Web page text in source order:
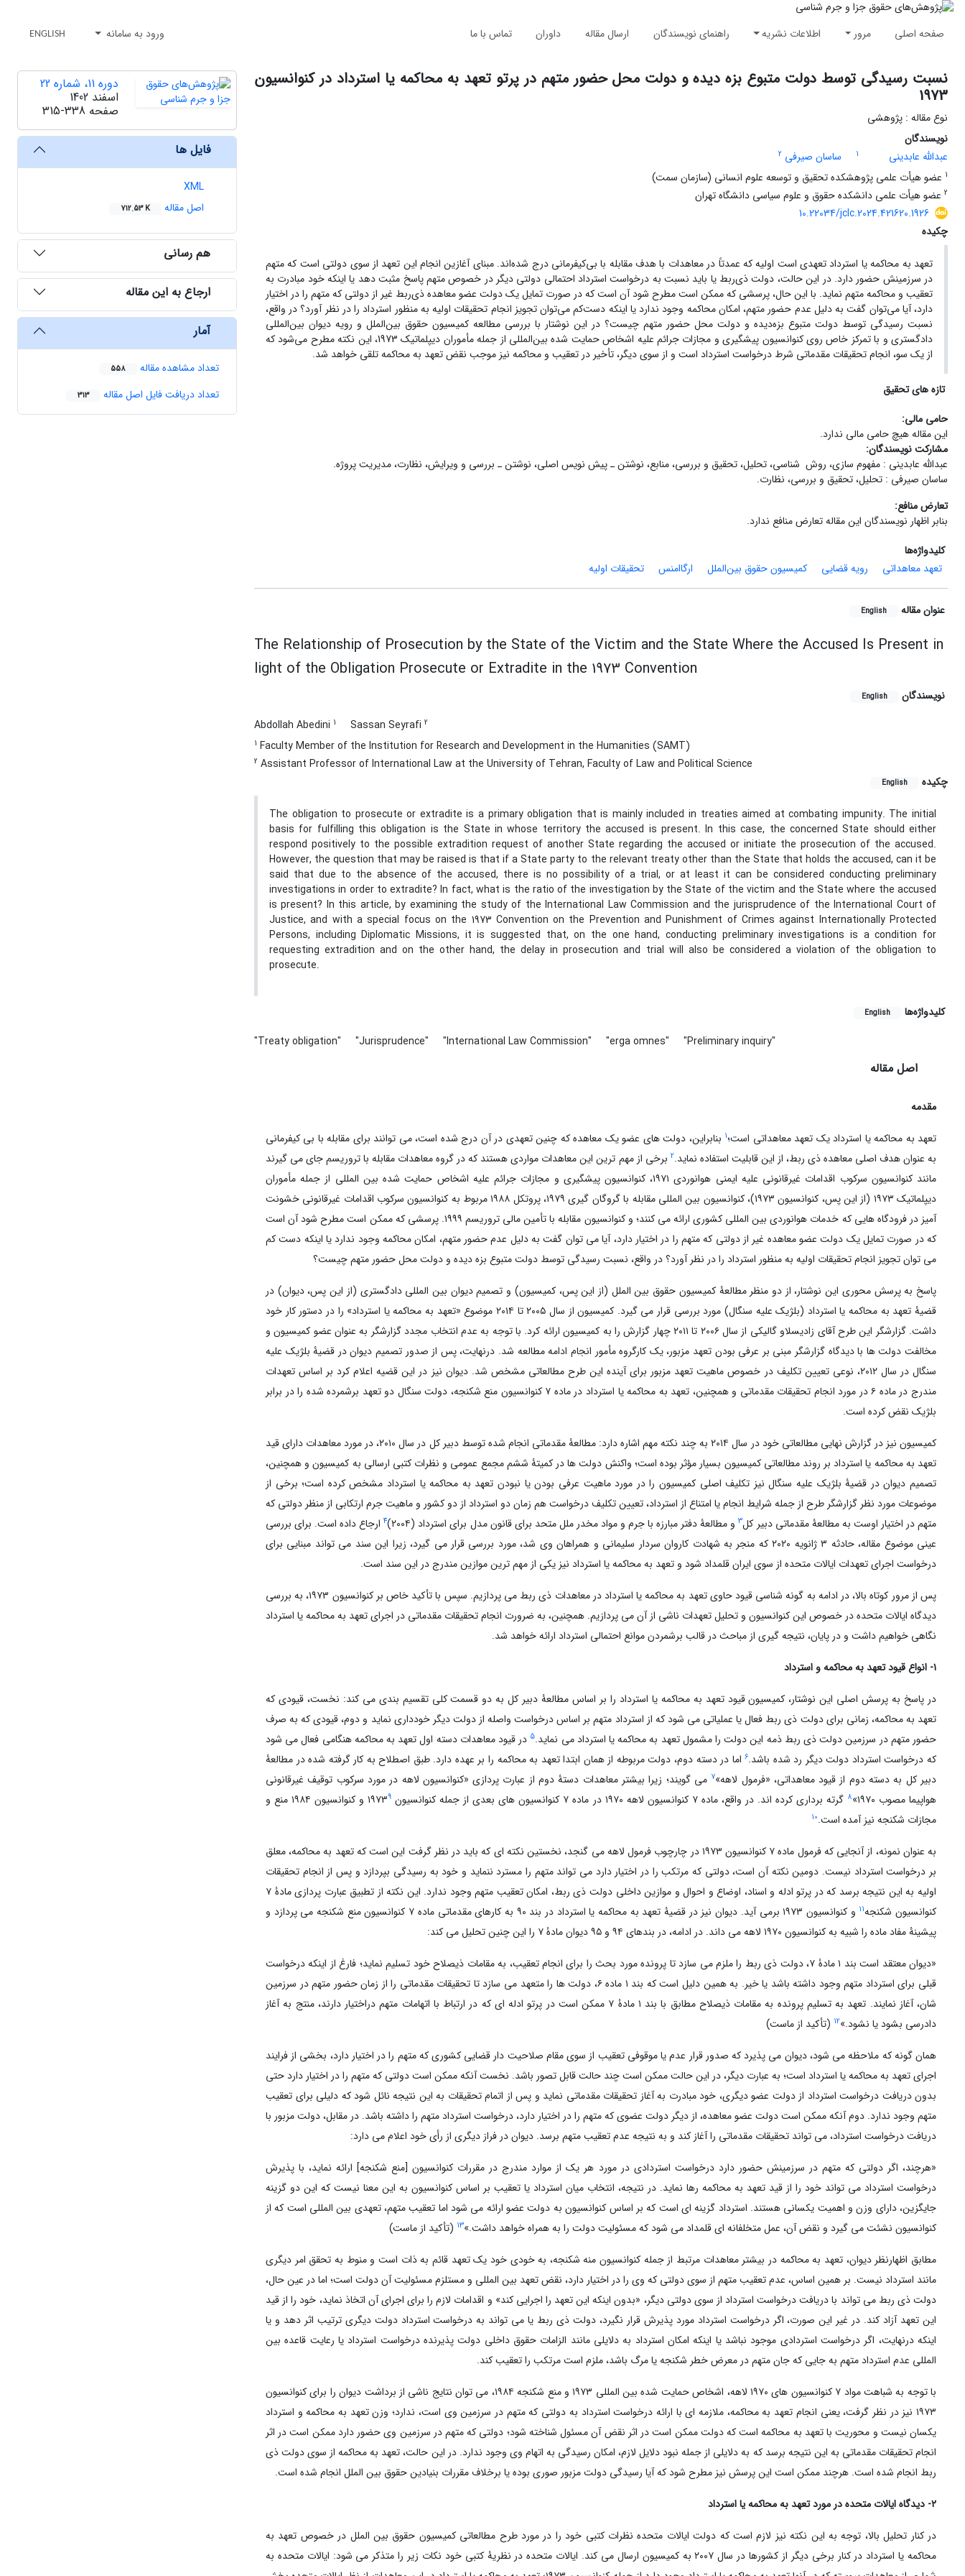
صفحه اصلی مرور اطلاعات نشریه راهنمای نویسندگان ارسال مقاله داوران تماس با ما ورود به سامانه ENGLISH
نسبت رسیدگی توسط دولت متبوع بزه دیده و دولت محل حضور متهم در پرتو تعهد به محاکمه یا استرداد در کنوانسیون
1973
نوع مقاله : پژوهشی
نویسندگان
عبدالله عابدینی
1 ساسان صیرفی 2
1 عضو هیأت علمی پژوهشکده تحقیق و توسعه علوم انسانی (سازمان سمت)
2 عضو هیأت علمی دانشکده حقوق و علوم سیاسی دانشگاه تهران
10.22034/jclc.2024.421620.1926
چکیده
تعهد به محاکمه یا استرداد تعهدی است اولیه که عمدتاً در معاهدات با هدف مقابله با بی‌کیفرمانی درج شده‌اند. مبنای آغازین انجام این تعهد از سوی دولتی است که متهم
در سرزمینش حضور دارد. در این حالت، دولت ذی‌ربط یا باید نسبت به درخواست استرداد احتمالی دولتی دیگر در خصوص متهم پاسخ مثبت دهد یا اینکه خود مبادرت به
تعقیب و محاکمه متهم نماید. با این حال، پرسشی که ممکن است مطرح شود آن است که در صورت تمایل یک دولت عضو معاهده ذی‌ربط غیر از دولتی که متهم را در اختیار
دارد، آیا می‌توان گفت به دلیل عدم حضور متهم، امکان محاکمه وجود ندارد یا اینکه دست‌کم می‌توان تجویز انجام تحقیقات اولیه به منظور استرداد را در نظر آورد؟ در واقع،
نسبت رسیدگی توسط دولت متبوع بزه‌دیده و دولت محل حضور متهم چیست؟ در این نوشتار با بررسی مطالعه کمیسیون حقوق بین‌الملل و رویه دیوان بین‌المللی
دادگستری و با تمرکز خاص روی کنوانسیون پیشگیری و مجازات جرائم علیه اشخاص حمایت شده بین‌المللی از جمله مأموران دیپلماتیک 1973، این نکته مطرح می‌شود که
از یک سو، انجام تحقیقات مقدماتی شرط درخواست استرداد است و از سوی دیگر، تأخیر در تعقیب و محاکمه نیز موجب نقض تعهد به محاکمه تلقی خواهد شد.
تازه های تحقیق
حامی مالی:
این مقاله هیچ حامی مالی ندارد.
مشارکت نویسندگان:
عبدالله عابدینی : مفهوم سازی، روش شناسی، تحلیل، تحقیق و بررسی، منابع، نوشتن ـ پیش نویس اصلی، نوشتن ـ بررسی و ویرایش، نظارت، مدیریت پروژه.
ساسان صیرفی : تحلیل، تحقیق و بررسی، نظارت.
تعارض منافع:
بنابر اظهار نویسندگان این مقاله تعارض منافع ندارد.
کلیدواژه‌ها
تعهد معاهداتی
رویه قضایی کمیسیون حقوق بین‌الملل ارگاامنس تحقیقات اولیه
عنوان مقاله English
The Relationship of Prosecution by the State of the Victim and the State Where the Accused Is Present in
light of the Obligation Prosecute or Extradite in the 1973 Convention
نویسندگان English
Abdollah Abedini 1 Sassan Seyrafi 2
1 Faculty Member of the Institution for Research and Development in the Humanities (SAMT)
2 Assistant Professor of International Law at the University of Tehran, Faculty of Law and Political Science
چکیده
English
The obligation to prosecute or extradite is a primary obligation that is mainly included in treaties aimed at combating impunity. The initial
basis for fulfilling this obligation is the State in whose territory the accused is present. In this case, the concerned State should either
respond positively to the possible extradition request of another State regarding the accused or initiate the prosecution of the accused.
However, the question that may be raised is that if a State party to the relevant treaty other than the State that holds the accused, can it be
said that due to the absence of the accused, there is no possibility of a trial, or at least it can be considered conducting preliminary
investigations in order to extradite? In fact, what is the ratio of the investigation by the State of the victim and the State where the accused
is present? In this article, by examining the study of the International Law Commission and the jurisprudence of the International Court of
Justice, and with a special focus on the 1973 Convention on the Prevention and Punishment of Crimes against Internationally Protected
Persons, including Diplomatic Missions, it is suggested that, on the one hand, conducting preliminary investigations is a condition for
requesting extradition and on the other hand, the delay in prosecution and trial will also be considered a violation of the obligation to
prosecute.
کلیدواژه‌ها English
"Treaty obligation" "Jurisprudence" "International Law Commission" "erga omnes" "Preliminary inquiry"
اصل مقاله
مقدمه
تعهد به محاکمه یا استرداد یک تعهد معاهداتی است؛1 بنابراین، دولت های عضو یک معاهده که چنین تعهدی در آن درج شده است، می توانند برای مقابله با بی کیفرمانی
به عنوان هدف اصلی معاهده ذی ربط، از این قابلیت استفاده نماید.2 برخی از مهم ترین این معاهدات مواردی هستند که در گروه معاهدات مقابله با تروریسم جای می گیرند
مانند کنوانسیون سرکوب اقدامات غیرقانونی علیه ایمنی هوانوردی ۱۹۷۱، کنوانسیون پیشگیری و مجازات جرائم علیه اشخاص حمایت شده بین المللی از جمله مأموران
دیپلماتیک ۱۹۷۳ (از این پس، کنوانسیون ۱۹۷۳)، کنوانسیون بین المللی مقابله با گروگان گیری ۱۹۷۹، پروتکل ۱۹۸۸ مربوط به کنوانسیون سرکوب اقدامات غیرقانونی خشونت
آمیز در فرودگاه هایی که خدمات هوانوردی بین المللی کشوری ارائه می کنند؛ و کنوانسیون مقابله با تأمین مالی تروریسم ۱۹۹۹. پرسشی که ممکن است مطرح شود آن است
که در صورت تمایل یک دولت عضو معاهده غیر از دولتی که متهم را در اختیار دارد، آیا می توان گفت به دلیل عدم حضور متهم، امکان محاکمه وجود ندارد یا اینکه دست کم
می توان تجویز انجام تحقیقات اولیه به منظور استرداد را در نظر آورد؟ در واقع، نسبت رسیدگی توسط دولت متبوع بزه دیده و دولت محل حضور متهم چیست؟
پاسخ به پرسش محوری این نوشتار، از دو منظر مطالعۀ کمیسیون حقوق بین الملل (از این پس، کمیسیون) و تصمیم دیوان بین المللی دادگستری (از این پس، دیوان) در
قضیۀ تعهد به محاکمه یا استرداد (بلژیک علیه سنگال) مورد بررسی قرار می گیرد. کمیسیون از سال ۲۰۰۵ تا ۲۰۱۴ موضوع «تعهد به محاکمه یا استرداد» را در دستور کار خود
داشت. گزارشگر این طرح آقای زادیسلاو گالیکی از سال ۲۰۰۶ تا ۲۰۱۱ چهار گزارش را به کمیسیون ارائه کرد. با توجه به عدم انتخاب مجدد گزارشگر به عنوان عضو کمیسیون و
مخالفت دولت ها با دیدگاه گزارشگر مبنی بر عرفی بودن تعهد مزبور، یک کارگروه مأمور انجام ادامه مطالعه شد. درنهایت، پس از صدور تصمیم دیوان در قضیۀ بلژیک علیه
سنگال در سال ۲۰۱۲، نوعی تعیین تکلیف در خصوص ماهیت تعهد مزبور برای آینده این طرح مطالعاتی مشخص شد. دیوان نیز در این قضیه اعلام کرد بر اساس تعهدات
مندرج در ماده ۶ در مورد انجام تحقیقات مقدماتی و همچنین، تعهد به محاکمه یا استرداد در ماده ۷ کنو
انسیون منع شکنجه، دولت سنگال دو تعهد برشمرده شده را در برابر
بلژیک نقض کرده است.
کمیسیون نیز در گزارش نهایی مطالعاتی خود در سال ۲۰۱۴ به چند نکته مهم اشاره دارد: مطالعۀ مقدماتی انجام شده توسط دبیر کل در سال ۲۰۱۰، در مورد معاهدات دارای قید
تعهد به محاکمه یا استرداد بر روند مطالعاتی کمیسیون بسیار مؤثر بوده است؛ واکنش دولت ها در کمیتۀ ششم مجمع عمومی و نظرات کتبی ارسالی به کمیسیون و همچنین،
تصمیم دیوان در قضیۀ بلژیک علیه سنگال نیز تکلیف اصلی کمیسیون را در مورد ماهیت عرفی بودن یا نبودن تعهد به محاکمه یا استرداد مشخص کرده است؛ برخی از
موضوعات مورد نظر گزارشگر طرح از جمله شرایط انجام یا امتناع از استرداد، تعیین تکلیف درخواست هم زمان دو استرداد از دو کشور و ماهیت جرم ارتکابی از منظر دولتی که
متهم در اختیار اوست به مطالعۀ مقدماتی دبیر کل3و مطالعۀ دفتر مبارزه با جرم و مواد مخدر ملل متحد برای قانون مدل برای استرداد (۲۰۰۴) 4ارجاع داده است. برای بررسی
عینی موضوع مقاله، حادثه ۳ ژانویه ۲۰۲۰ که منجر به شهادت کاروان سردار سلیمانی و همراهان وی شد، مورد بررسی قرار می گیرد، زیرا این سند می تواند مبنایی برای
درخواست اجرای تعهدات ایالات متحده از سوی ایران قلمداد شود و تعهد به محاکمه یا استرداد نیز یکی از مهم ترین موازین مندرج در این سند است.
پس از مرور کوتاه بالا، در ادامه به گونه شناسی قیود حاوی تعهد به محاکمه یا استرداد در معاهدات ذی ربط می پردازیم. سپس با تأکید خاص بر کنوانسیون ۱۹۷۳، به بررسی
دیدگاه ایالات متحده در خصوص این کنوانسیون و تحلیل تعهدات ناشی از آن می پردازیم. همچنین، به ضرورت انجام تحقیقات مقدماتی در اجرای تعهد به محاکمه یا استرداد
نگاهی خواهیم داشت و در پایان، نتیجه گیری از مباحث در قالب برشمردن موانع احتمالی استرداد ارائه خواهد شد.
۱- انواع قیود تعهد به محاکمه و استرداد
در پاسخ به پرسش اصلی این نوشتار، کمیسیون قیود تعهد به محاکمه یا استرداد را بر اساس مطالعۀ دبیر کل به دو قسمت کلی تقسیم بندی می کند: نخست، قیودی که
تعهد به محاکمه، زمانی برای دولت ذی ربط فعال یا عملیاتی می شود که از استرداد متهم بر اساس درخواست واصله از دولت دیگر خودداری نماید و دوم، قیودی که به صرف
حضور متهم در سرزمین دولت ذی ربط ذمه این دولت را مشمول تعهد به محاکمه یا استرداد می نماید.5 در قیود معاهدات دسته اول تعهد به محاکمه هنگامی فعال می شود
که درخواست استرداد دولت دیگر رد شده باشد.6اما در دسته دوم، دولت مربوطه از همان ابتدا تعهد به محاکمه را بر عهده دارد. طبق اصطلاح به کار گرفته شده در مطالعۀ
دبیر کل به دسته دوم از قیود معاهداتی، «فرمول لاهه»7 می گویند؛ زیرا بیشتر معاهدات دستۀ دوم از عبارت پردازی «کنوانسیون لاهه در مورد سرکوب توقیف غیرقانونی
هواپیما مصوب ۱۹۷۰»
8 گرته برداری کرده اند. در واقع، ماده ۷ کنوانسیون لاهه ۱۹۷۰ در ماده ۷ کنوانسیون های بعدی از جمله کنوانسیون ۱۹۷۳ 9
و کنوانسیون ۱۹۸۴ منع و
مجازات شکنجه نیز آمده است.10
به عنوان نمونه، از آنجایی که فرمول ماده ۷ کنوانسیون ۱۹۷۳ در چارچوب فرمول لاهه می گنجد، نخستین نکته ای که باید در نظر گرفت این است که تعهد به محاکمه، معلق
بر درخواست استرداد نیست. دومین نکته آن است، دولتی که مرتکب را در اختیار دارد می تواند متهم را مسترد ننماید و خود به رسیدگی بپردازد و پس از انجام تحقیقات
اولیه به این نتیجه برسد که در پرتو ادله و اسناد، اوضاع و احوال و موازین داخلی دولت ذی ربط، امکان تعقیب متهم وجود ندارد. این نکته از تطبیق عبارت پردازی مادۀ ۷
کنوانسیون شکنجه11
و کنوانسیون ۱۹۷۳ برمی آید. دیوان نیز در قضیۀ تعهد به محاکمه یا استرداد در بند ۹۰ به کارهای مقدماتی ماده ۷ کنوانسیون منع شکنجه می پردازد و
پیشینۀ مفاد ماده را شبیه به کنوانسیون ۱۹۷۰ لاهه می داند. در ادامه، در بندهای ۹۴ و ۹۵ دیوان مادۀ ۷ را این چنین تحلیل می کند:
«دیوان معتقد است بند ۱ مادۀ ۷، دولت ذی ربط را ملزم می سازد تا پرونده مورد بحث را برای انجام تعقیب، به مقامات ذیصلاح خود تسلیم نماید؛ فارغ از اینکه درخواست
قبلی برای استرداد متهم وجود داشته باشد یا خیر. به همین دلیل است که بند ۱ ماده ۶، دولت ها را متعهد می سازد تا تحقیقات مقدماتی را از زمان حضور متهم در سرزمین
شان، آغاز نمایند. تعهد به تسلیم پرونده به مقامات ذیصلاح مطابق با بند ۱ مادۀ ۷ ممکن است در پرتو ادله ای که در ارتباط با اتهامات متهم دراختیار دارند، منتج به آغاز
دادرسی بشود یا نشود.»12 (تأکید از ماست)
همان گونه که ملاحظه می شود، دیوان می پذیرد که صدور قرار عدم یا موقوفی تعقیب از سوی مقام صلاحیت دار قضایی کشوری که متهم را در اختیار دارد، بخشی از فرایند
اجرای تعهد به محاکمه یا استرداد است؛ به عبارت دیگر، در این حالت ممکن است چند حالت قابل تصور باشد. نخست آنکه ممکن است دولتی که متهم را در اختیار دارد حتی
بدون دریافت درخواست استرداد از دولت عضو دیگری، خود مبادرت به آغاز تحقیقات مقدماتی نماید و پس از اتمام تحقیقات به این نتیجه نائل شود که دلیلی برای تعقیب
متهم وجود ندارد. دوم آنکه ممکن است دولت عضو معاهده، از دیگر دولت عضوی که متهم را در اختیار دارد، درخواست استرداد متهم را داشته باشد. در مقابل، دولت مزبور با
دریافت درخواست استرداد، می تواند تحقیقات مقدماتی را آغاز کند و به نتیجه عدم تعقیب متهم برسد. دیوان در فراز دیگری از رأی خود اعلام می دارد:
«هرچند، اگر دولتی که متهم در سرزمینش حضور دارد درخواست استردادی در مورد هر یک از موارد مندرج در مقررات کنوانسیون [منع شکنجه] ارائه نماید، با پذیرش
درخواست استرداد می تواند خود را از قید تعهد به محاکمه رها نماید. در نتیجه، انتخاب میان استرداد یا تعقیب بر اساس کنوانسیون به این معنا نیست که این دو گزینه
جایگزین، دارای وزن و اهمیت یکسانی هستند. استرداد گزینه ای است که بر اساس کنوانسیون به دولت عضو ارائه می شود اما تعقیب متهم، تعهدی بین المللی است که از
کنوانسیون نشئت می گیرد و نقض آن، عمل متخلفانه ای قلمداد می شود که مسئولیت دولت را به همراه خواهد داشت.»13 (تأکید از ماست)
مطابق اظهارنظر دیوان، تعهد به محاکمه در بیشتر معاهدات مرتبط از جمله کنوانسیون منه شکنجه، به خودی خود یک تعهد قائم به ذات است و منوط به تحقق امر دیگری
مانند استرداد نیست. بر همین اساس، عدم تعقیب متهم از سوی دولتی که وی را در اختیار دارد، نقض تعهد بین المللی و مستلزم مسئولیت آن دولت است؛ اما در عین حال،
دولت ذی ربط می تواند با دریافت درخواست استرداد از سوی دولتی دیگر، «بدون اینکه این تعهد را اجرایی کند» و اقدامات لازم را برای اجرای آن اتخاذ نماید، خود را از قید
این تعهد آزاد کند. در غیر این صورت، اگر درخواست استرداد مورد پذیرش قرار نگیرد، دولت ذی ربط یا می تواند به درخواست استرداد دولت دیگری ترتیب اثر دهد و یا
اینکه درنهایت، اگر درخواست استردادی موجود نباشد یا اینکه امکان استرداد به دلایلی مانند الزامات حقوق داخلی دولت پذیرنده درخواست استرداد یا رعایت قاعده بین
المللی عدم استرداد متهم به جایی که جان متهم در معرض خطر شکنجه یا مرگ باشد، ملزم است مرتکب را تعقیب کند.
با توجه به شباهت مواد ۷ کنوانسیون های ۱۹۷۰ لاهه، اشخاص حمایت شده بین المللی ۱۹۷۳ و منع شکنجه ۱۹۸۴، می توان نتایج ناشی از برداشت دیوان را برای کنوانسیون
۱۹۷۳ نیز در نظر گرفت، یعنی انجام تعهد به محاکمه، ملازمه ای با ارائه درخواست استرداد به دولتی که متهم در سرزمین وی است، ندارد؛ وزن تعهد به محاکمه و استرداد
یکسان نیست و محوریت با تعهد به محاکمه است که دولت ممکن است در اثر نقض آن مسئول شناخته شود؛ دولتی که متهم در سرزمین وی حضور دارد ممکن است در اثر
انجام تحقیقات مقدماتی به این نتیجه برسد که به دلایلی از جمله نبود دلایل لازم، امکان رسیدگی به اتهام وی وجود ندارد. در این حالت، تعهد به محاکمه از سوی دولت ذی
ربط انجام شده است. هرچند ممکن است این پرسش نیز مطرح شود که آیا رسیدگی دولت مزبور صوری بوده یا برخلاف مقررات بنیادین حقوق بین الملل انجام شده است.
۲- دیدگاه ایالات متحده در مورد تعهد به محاکمه یا استرداد
در کنار تحلیل بالا، توجه به این نکته نیز لازم است که دولت ایالات متحده نظرات کتبی خود را در مورد طرح مطالعاتی کمیسیون حقوق بین الملل در خصوص تعهد به
محاکمه یا استرداد در کنار برخی دیگر از کشورها در سال ۲۰۰۷ به کمیسیون ارسال می کند. ایالات متحده در نظریۀ کتبی خود نکات زیر را متذکر می شود: ایالات متحده به
دوره 11، شماره 22
اسفند 1402
صفحه 315-338
فایل ها
XML
اصل مقاله
712.53 K
هم رسانی
ارجاع به این مقاله
آمار
تعداد مشاهده مقاله 558
تعداد دریافت فایل اصل مقاله 313